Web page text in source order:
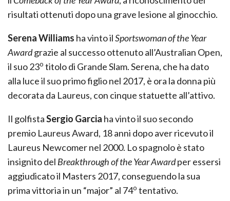
risultati ottenuti dopo una grave lesione al ginocchio.
Serena Williams ha vinto ilSportswoman of the Year
Awardgrazie al successo ottenuto all’Australian Open,
il suo 23o titolo di Grande Slam. Serena, che ha dato
alla luce il suo primo figlio nel 2017, è ora la donna più
decorata da Laureus, con cinque statuette all’attivo.
Il golfistaSergio Garcia ha vinto il suo secondo
premio Laureus Award, 18 anni dopo aver ricevuto il
Laureus Newcomer nel 2000. Lo spagnolo è stato
insignito del Breakthrough of the Year Awardper essersi
aggiudicato il Masters 2017, conseguendo la sua
prima vittoria in un “major” al 74o tentativo.